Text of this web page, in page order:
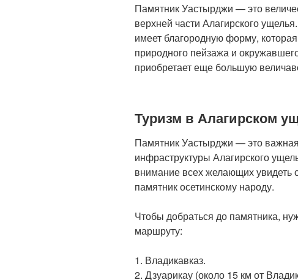
Памятник Уастырджи — это
верхней части Алагирского
имеет благородную форму,
природного пейзажа и
приобретает еще большую
Туризм в Алагирском
Памятник Уастырджи — это важная
инфраструктуры Алагирского
внимание всех желающих увидеть
памятник осетинскому народу.
Чтобы добраться до памятника,
маршруту:
1. Владикавказ.
2. Дзуарикау (около 15 км от